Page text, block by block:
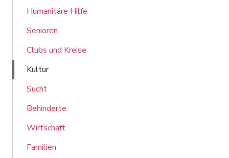
Humanitäre Hilfe
Senioren
Clubs und Kreise
Kultur
Sucht
Behinderte
Wirtschaft
Familien